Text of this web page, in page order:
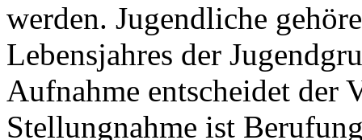
werden. Jugendliche
Lebensjahres der
Aufnahme entscheidet der
Stellungnahme ist